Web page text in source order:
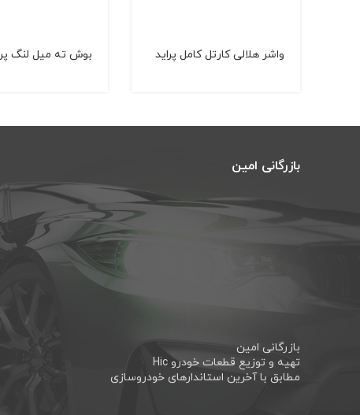
واشر هلالی كارتل كامل پراید بوش ته میل لنگ
بازرگانی امین
بازرگانی امین
تهیه و توزیع قطعات خودرو Hic
مطابق با آخرین استاندارهای خودروسازی